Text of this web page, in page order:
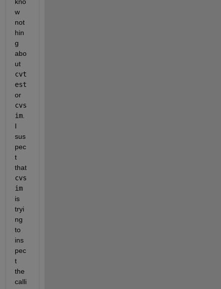
w
not
hin
g
abo
ut
cvt
est
or
cvs
im.
I
sus
pec
t
that
cvs
im
is
tryi
ng
to
ins
pec
t
the
calli